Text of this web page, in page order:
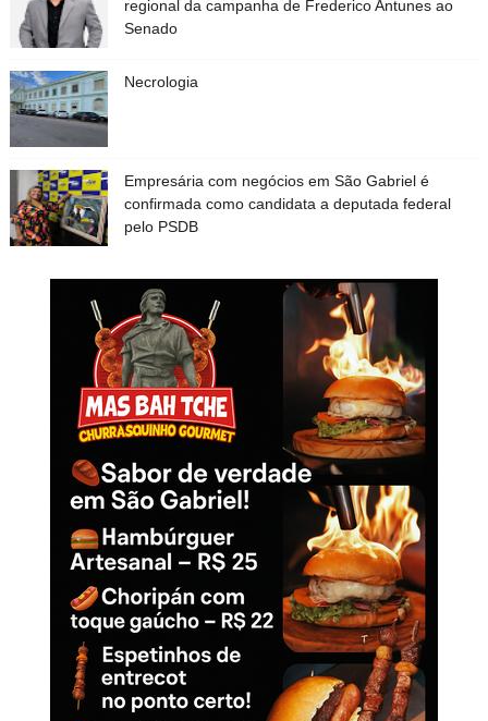
regional da campanha de Frederico Antunes ao
Senado
Necrologia
Empresária com negócios em São Gabriel é
confirmada como candidata a deputada federal
pelo PSDB